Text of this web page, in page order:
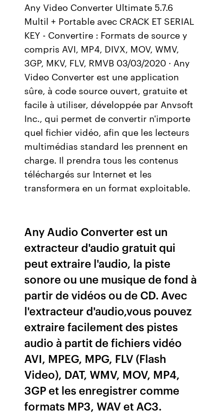
Any Video Converter Ultimate 5.7.6
Multil + Portable avec CRACK ET SERIAL
KEY - Convertire : Formats de source y
compris AVI, MP4, DIVX, MOV, WMV,
3GP, MKV, FLV, RMVB 03/03/2020 · Any
Video Converter est une application
sûre, à code source ouvert, gratuite et
facile à utiliser, développée par Anvsoft
Inc., qui permet de convertir n'importe
quel fichier vidéo, afin que les lecteurs
multimédias standard les prennent en
charge. Il prendra tous les contenus
téléchargés sur Internet et les
transformera en un format exploitable.
Any Audio Converter est un
extracteur d'audio gratuit qui
peut extraire l'audio, la piste
sonore ou une musique de fond à
partir de vidéos ou de CD. Avec
l'extracteur d'audio,vous pouvez
extraire facilement des pistes
audio à partit de fichiers vidéo
AVI, MPEG, MPG, FLV (Flash
Video), DAT, WMV, MOV, MP4,
3GP et les enregistrer comme
formats MP3, WAV et AC3.